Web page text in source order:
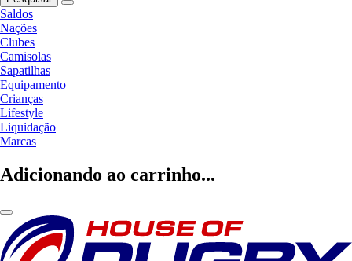
Saldos
Nações
Clubes
Camisolas
Sapatilhas
Equipamento
Crianças
Lifestyle
Liquidação
Marcas
Adicionando ao carrinho...